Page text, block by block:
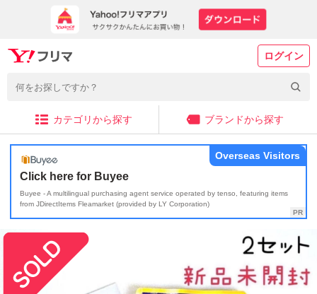
ログイン
カテゴリから探す ブランドから探す
Click here for Buyee
Buyee - A multilingual purchasing agent service operated by tenso, featuring items
from JDirectItems Fleamarket (provided by LY Corporation)
Overseas Visitors